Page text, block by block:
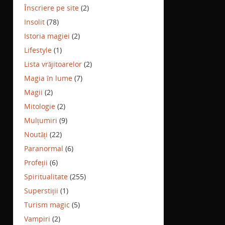
Înscriere pe site (2)
Insolit (78)
Istoria magiei (2)
Lifestyle (1)
Lista vrăjitoarelor (2)
Magia în lume (7)
Magii (2)
Mitologie (2)
Mulțumiri (9)
Noutăți (22)
Paranormal (6)
Profeții (6)
Spiritualitate (255)
Superstiții (1)
Turism magic (5)
Vampiri (2)